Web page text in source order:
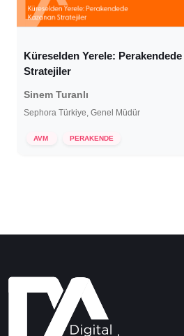
Küreselden Yerele:
Stratejiler
Sinem Turanlı
Sephora Türkiye, Genel Müdür
AVM PERAKENDE